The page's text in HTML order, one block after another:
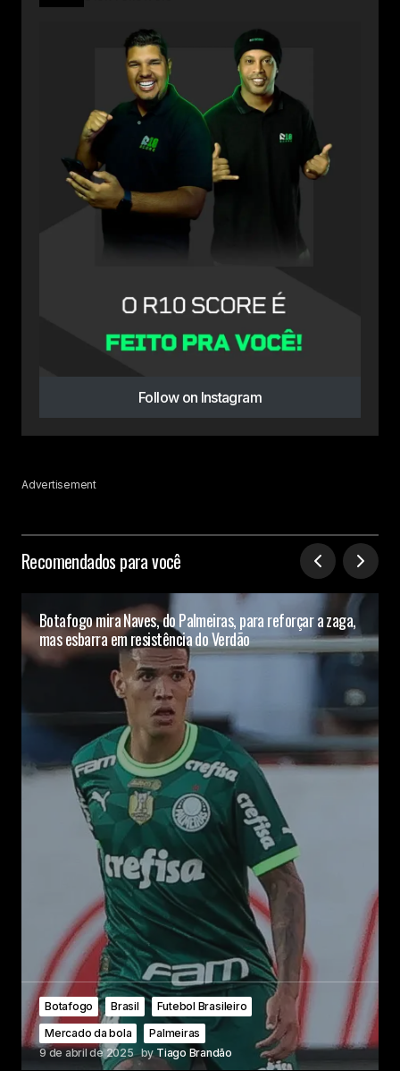
Follow on Instagram
Advertisement
Recomendados para você
Botafogo mira Naves, do Palmeiras, para reforçar a zaga,
mas esbarra em resistência do Verdão
Botafogo Brasil
Futebol Brasileiro
Mercado da bola
Palmeiras
9 de abril de 2025 byTiago Brandão